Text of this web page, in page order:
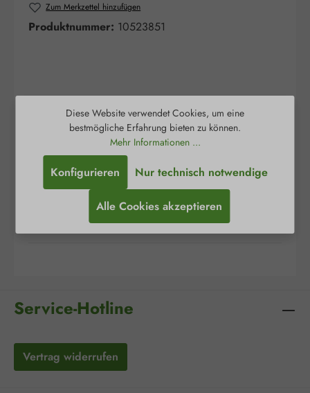
Zum Merkzettel hinzufügen
Produktnummer: 10523851
Beschreibung
AQUACEL® Extra ist eine weiche, sterile, nicht
gewebte Wundauflage beziehungsweise
Tamponade zur Versorgung exsudierender
Bewertungen
Service-Hotline
Vertrag widerrufen
Diese Website verwendet Cookies, um eine
bestmögliche Erfahrung bieten zu können.
Mehr Informationen ...
Nur technisch notwendige
Konfigurieren
Alle Cookies akzeptieren